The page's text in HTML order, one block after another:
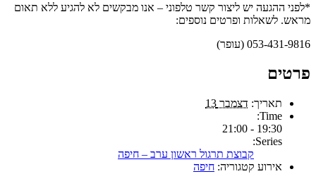
*לפני ההגעה יש ליצור קשר טלפוני – אנו מבקשים לא להגיע ללא תאום
מראש. לשאלות ופרטים נוספים:
053-431-9816 (עופר)
פרטים
תאריך: דצמבר 13
Time:
19:30 - 21:00
Series:
קבוצת תרגול ראשון ערב – חיפה
אירוע קטגוריה: חיפה